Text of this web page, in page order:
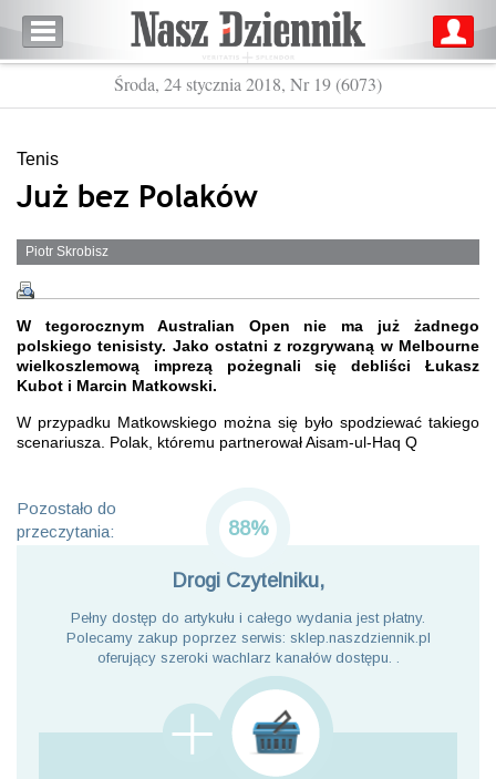
Środa, 24 stycznia 2018, Nr 19 (6073)
Tenis
Już bez Polaków
Piotr Skrobisz
W tegorocznym Australian Open nie ma już żadnego
polskiego tenisisty. Jako ostatni z rozgrywaną w Melbourne
wielkoszlemową imprezą pożegnali się debliści Łukasz
Kubot i Marcin Matkowski.
W przypadku Matkowskiego można się było spodziewać takiego
scenariusza. Polak, któremu partnerował Aisam-ul-Haq Q
Pozostało do
przeczytania:
88%
Drogi Czytelniku,
Pełny dostęp do artykułu i całego wydania jest płatny.
Polecamy zakup poprzez serwis: sklep.naszdziennik.pl
oferujący szeroki wachlarz kanałów dostępu. .